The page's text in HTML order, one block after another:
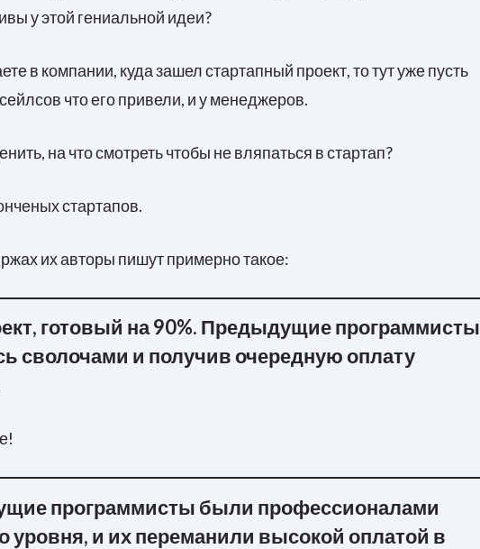
у этой гениальной идеи?
в компании, куда зашел стартапный проект, то тут уже пусть
что его привели, и у менеджеров.
на что смотреть чтобы не вляпаться в стартап?
стартапов.
их авторы пишут примерно такое:
готовый на 90%. Предыдущие программисты
сволочами и получив очередную оплату
программисты были профессионалами
уровня, и их переманили высокой оплатой в